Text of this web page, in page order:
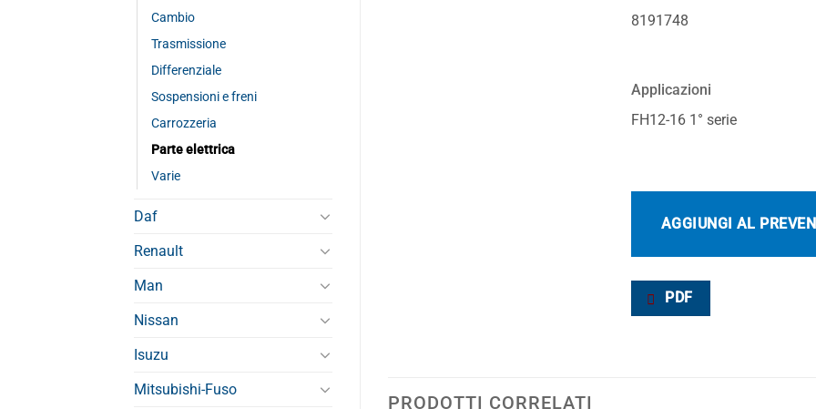
Cambio
Trasmissione
Differenziale
Sospensioni e freni
Carrozzeria
Parte elettrica
Varie
Daf
Renault
Man
Nissan
Isuzu
Mitsubishi-Fuso
8191748
Applicazioni
FH12-16 1° serie
AGGIUNGI AL
PDF
PRODOTTI CORRELATI